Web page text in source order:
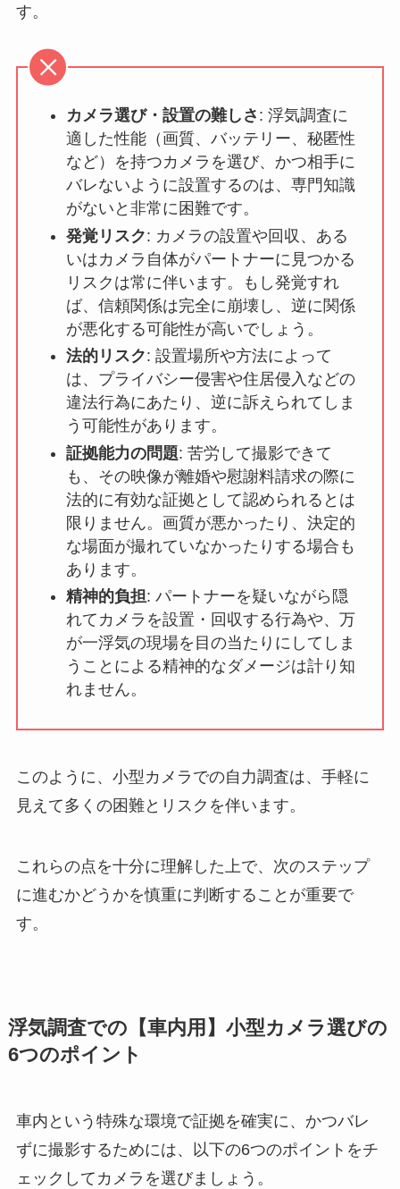
す。
カメラ選び・設置の難しさ : 浮気調査に
適した性能（画質、バッテリー、秘匿性
など）を持つカメラを選び、かつ相手に
バレないように設置するのは、専門知識
がないと非常に困難です。
発覚リスク: カメラの設置や回収、ある
いはカメラ自体がパートナーに見つかる
リスクは常に伴います。もし発覚すれ
ば、信頼関係は完全に崩壊し、逆に関係
が悪化する可能性が高いでしょう。
法的リスク: 設置場所や方法によって
は、プライバシー侵害や住居侵入などの
違法行為にあたり、逆に訴えられてしま
う可能性があります。
証拠能力の問題: 苦労して撮影できて
も、その映像が離婚や慰謝料請求の際に
法的に有効な証拠として認められるとは
限りません。画質が悪かったり、決定的
な場面が撮れていなかったりする場合も
あります。
精神的負担: パートナーを疑いながら隠
れてカメラを設置・回収する行為や、万
が一浮気の現場を目の当たりにしてしま
うことによる精神的なダメージは計り知
れません。
このように、小型カメラでの自力調査は、手軽に
見えて多くの困難とリスクを伴います。
これらの点を十分に理解した上で、次のステップ
に進むかどうかを慎重に判断することが重要で
す。
浮気調査での【車内用】小型カメラ選びの
6つのポイント
車内という特殊な環境で証拠を確実に、かつバレ
ずに撮影するためには、以下の6つのポイントをチ
ェックしてカメラを選びましょう。